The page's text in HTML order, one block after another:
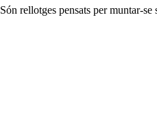
Són rellotges pensats per muntar-